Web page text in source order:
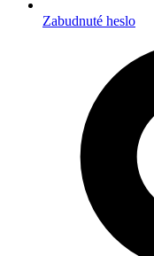
Zabudnuté heslo